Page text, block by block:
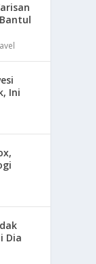
Ini
Dia